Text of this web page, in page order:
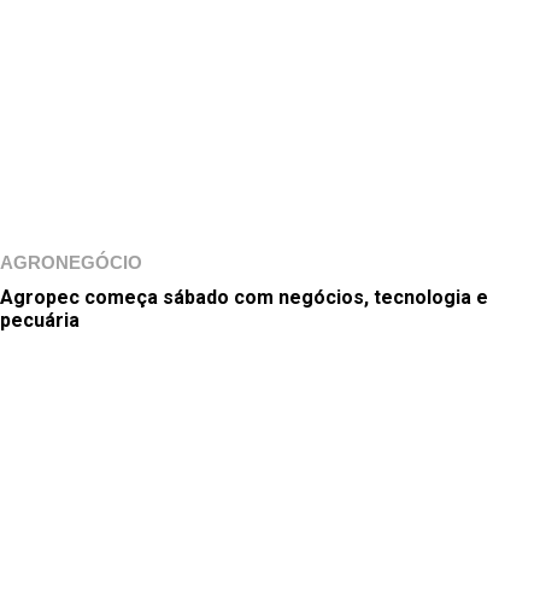
AGRONEGÓCIO
Agropec começa sábado com negócios, tecnologia e
pecuária